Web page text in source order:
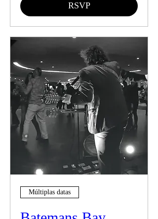
RSVP
Múltiplas datas